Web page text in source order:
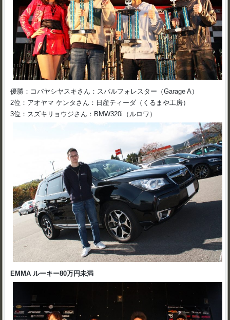
優勝：コバヤシヤスキさん：スバルフォレスター（Garage A）
2位：アオヤマ ケンタさん：日産ティーダ（くるまや工房）
3位：スズキリョウジさん：BMW320i（ルロワ）
EMMA ルーキー80万円未満